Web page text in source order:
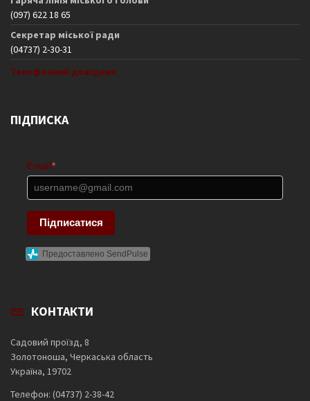
(097) 622 18 65
Секретар міської ради
(04737) 2-30-31
Телефонний довідник
ПІДПИСКА
Email *
Підписатися
Предоставлено SendPulse
КОНТАКТИ
Садовий проїзд, 8
Золотоноша, Черкаська область
Україна, 19702
Телефон: (04737) 2-38-42